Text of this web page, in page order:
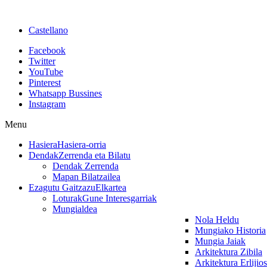
Castellano
Facebook
Twitter
YouTube
Pinterest
Whatsapp Bussines
Instagram
Menu
HasieraHasiera-orria
DendakZerrenda eta Bilatu
Dendak Zerrenda
Mapan Bilatzailea
Ezagutu GaitzazuElkartea
LoturakGune Interesgarriak
Mungialdea
Nola Heldu
Mungiako Historia
Mungia Jaiak
Arkitektura Zibila
Arkitektura